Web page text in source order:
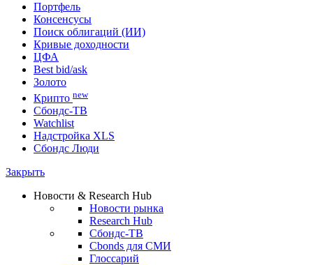
Портфель
Консенсусы
Поиск облигаций (ИИ)
Кривые доходности
ЦФА
Best bid/ask
Золото
Крипто new
Сбондс-ТВ
Watchlist
Надстройка XLS
Сбондс Люди
Закрыть
Новости & Research Hub
Новости рынка
Research Hub
Сбондс-ТВ
Cbonds для СМИ
Глоссарий